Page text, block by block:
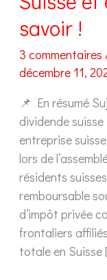
savoir !
3 commentaires
décembre 11,
📌 En résumé
dividende
entreprise
lors de
résidents
remboursable
d’impôt privée
frontaliers
totale en Suisse